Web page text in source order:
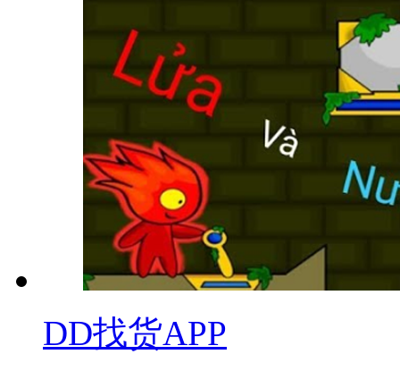
DD找货APP